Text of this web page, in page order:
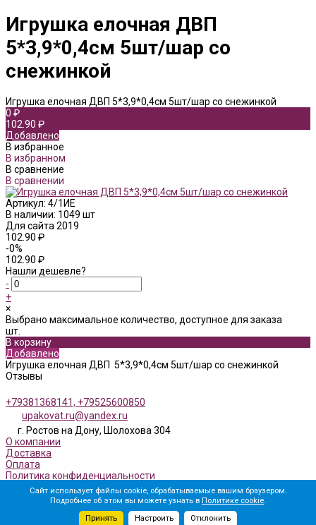
Игрушка елочная ДВП
5*3,9*0,4см 5шт/шар со
снежинкой
Игрушка елочная ДВП 5*3,9*0,4см 5шт/шар со снежинкой
0 ₽
102.90 ₽
Добавлено
В избранное
В избранном
В сравнение
В сравнении
Артикул: 4/1ИЕ
В наличии: 1049 шт
Для сайта 2019
102.90 ₽
-0%
102.90 ₽
Нашли дешевле?
-
+
×
Выбрано максимальное количество, доступное для заказа
шт.
В корзину
Добавлено
Игрушка елочная ДВП 5*3,9*0,4см 5шт/шар со снежинкой
Отзывы
+79381368141, +79525600850
upakovat.ru@yandex.ru
г. Ростов на Дону, Шолохова 304
О компании
Доставка
Оплата
Политика конфиденциальности
Сайт использует файлы cookie, обрабатываемые вашим браузером.
Подробнее об этом вы можете узнать в Политике cookie.
Принять
Настроить Отклонить